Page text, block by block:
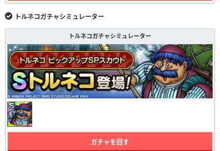
トルネコガチャシミュレーター
トルネコガチャシミュレーター
ガチャを回す